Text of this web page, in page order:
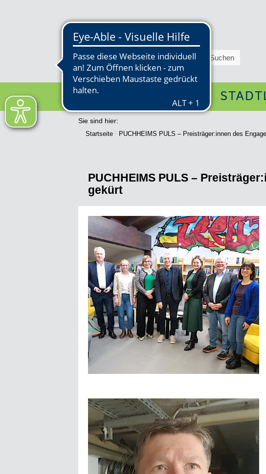
Sie sind hier:
Startseite PUCHHEIMS PULS – Preisträger:innen des
PUCHHEIMS PULS –
gekürt